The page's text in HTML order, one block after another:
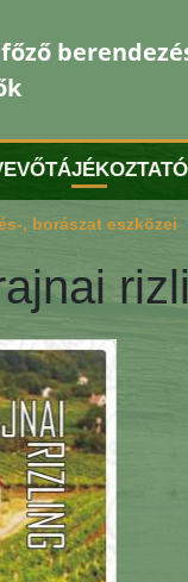
, borászat eszközei